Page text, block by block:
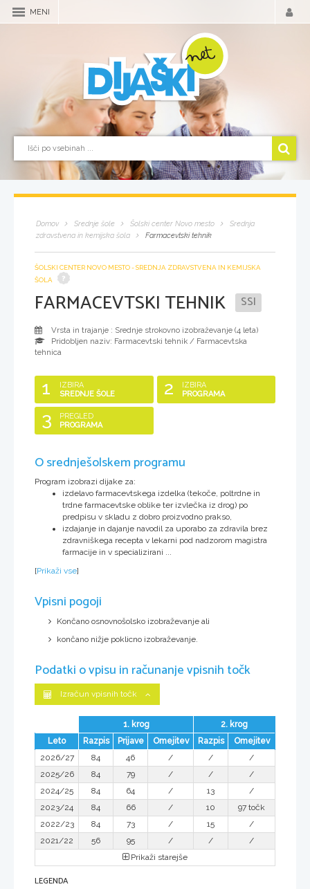
MENI
Domov Srednje šole Šolski center Novo mesto
Srednja
zdravstvena in kemijska šola
Farmacevtski tehnik
ŠOLSKI CENTER NOVO MESTO - SREDNJA ZDRAVSTVENA IN KEMIJSKA
ŠOLA
FARMACEVTSKI TEHNIK SSI
Vrsta in trajanje : Srednje strokovno izobraževanje (4 leta)
Pridobljen naziv: Farmacevtski tehnik / Farmacevtska
tehnica
1
IZBIRA
SREDNJE ŠOLE
2
IZBIRA
PROGRAMA
3
PREGLED
PROGRAMA
O srednješolskem programu
Program izobrazi dijake za:
izdelavo farmacevtskega izdelka (tekoče, poltrdne in
trdne farmacevtske oblike ter izvlečka iz drog) po
predpisu v skladu z dobro proizvodno prakso,
izdajanje in dajanje navodil za uporabo za zdravila brez
zdravniškega recepta v lekarni pod nadzorom magistra
farmacije in v specializirani ...
[Prikaži vse]
Vpisni pogoji
Končano osnovnošolsko izobraževanje ali
končano nižje poklicno izobraževanje.
Podatki o vpisu in računanje vpisnih točk
Izračun vpisnih točk
1. krog
2. krog
Leto
Razpis Prijave Omejitev Razpis
Omejitev
2026/27
84 46 / /
/
2025/26
84 79 / /
/
2024/25
84 64 / 13
/
2023/24
84 66 / 10
97 točk
2022/23
84 73 / 15
/
2021/22
56 95 / /
/
Prikaži starejše
LEGENDA